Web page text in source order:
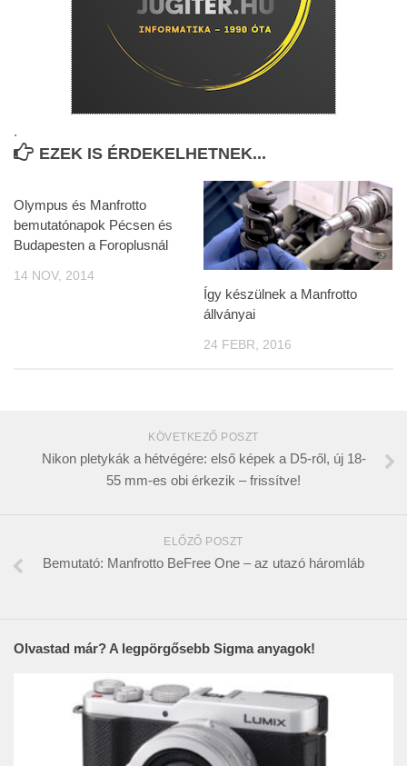
.
EZEK IS ÉRDEKELHETNEK...
Olympus és Manfrotto
bemutatónapok Pécsen és
Budapesten a Foroplusnál
14 NOV, 2014
Így készülnek a Manfrotto
állványai
24 FEBR, 2016
KÖVETKEZŐ POSZT
Nikon pletykák a hétvégére: első képek a D5-ről, új 18-
55 mm-es obi érkezik – frissítve!
ELŐZŐ POSZT
Bemutató: Manfrotto BeFree One – az utazó háromláb
Olvastad már? A legpörgősebb Sigma anyagok!